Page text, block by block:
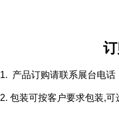
1. 产品订购请联系展台电话
2. 包装可按客户要求包装,